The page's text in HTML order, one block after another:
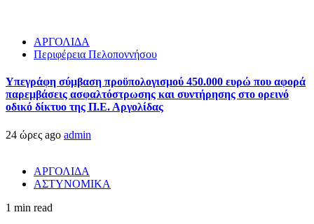
ΑΡΓΟΛΙΔΑ
Περιφέρεια Πελοποννήσου
Υπεγράφη σύμβαση προϋπολογισμού 450.000 ευρώ που αφορά
παρεμβάσεις ασφαλτόστρωσης και συντήρησης στο ορεινό
οδικό δίκτυο της Π.Ε. Αργολίδας
24 ώρες ago admin
ΑΡΓΟΛΙΔΑ
ΑΣΤΥΝΟΜΙΚΑ
1 min read